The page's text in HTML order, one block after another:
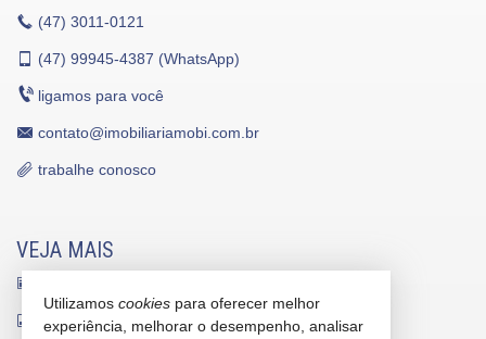
(47) 3011-0121
(47) 99945-4387 (WhatsApp)
ligamos para você
contato@imobiliariamobi.com.br
trabalhe conosco
VEJA MAIS
indicadores financeiros
Utilizamos cookies para oferecer melhor
experiência, melhorar o desempenho, analisar